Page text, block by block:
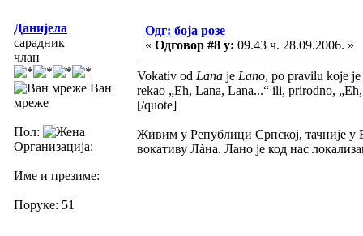
Данијела
сарадник
члан
Ван
мреже
Пол:
Организација:
Име и презиме:
Поруке: 51
Одг: боја розе
« Одговор #8 у: 09.43 ч. 28.09.2006. »
Vokativ od Lana je Lano, po pravilu koje
rekao „Eh, Lana, Lana...“ ili, prirodno,
[/quote]
Живим у Републици Српској, тачније у
вокативу Лàна. Лано је код нас